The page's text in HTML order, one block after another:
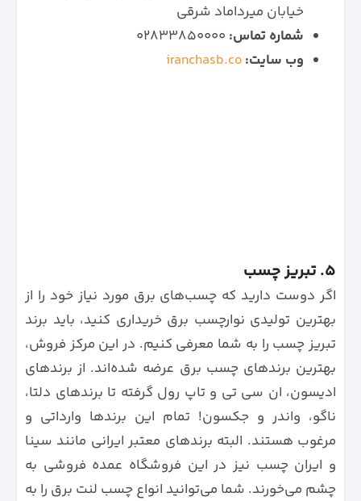
خیابان میرداماد شرقی
شماره تماس:
وب سایت:iranchasb.co
5. تبریز چسب
اگر دوست دارید که چسب‌های برق مورد نیاز خود را از
بهترین تولیدی نوارچسب برق خریداری کنید، باید برند
تبریز چسب را به شما معرفی کنیم. در این مرکز فروش،
بهترین برندهای چسب برق عرضه شده‌اند. از برندهای
ادیسون، ان سی تی و تاپ رول گرفته تا برندهای دلتا،
ناگو، واندر و جکسون! تمام این برندها وارداتی و
مرغوب هستند. البته برندهای معتبر ایرانی مانند سینا
و ایران چسب نیز در این فروشگاه عمده فروشی به
چشم می‌خورند. شما می‌توانید انواع چسب لنت برق را به